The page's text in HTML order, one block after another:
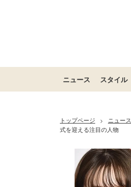
ニュース スタイル
トップページ > ニュース
式を迎える注目の人物